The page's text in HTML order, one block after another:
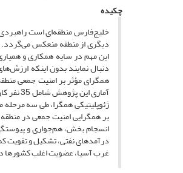
چکیده
خلیج‌فارس منطقه‌ای است
دیگری از منطقه منعکس
این مهم در سایه همکاری و
دنبال نمایند بدون اینکه
همگرای مؤثر بر امنیت جمعی
آماری
بر همگرایی امنیت جمعی در منطقه
انسجام بخش، هم‌جواری و
درآمدهای نفتی، تشکیل و تقویت
غرب آسیا، عضویت اغلب